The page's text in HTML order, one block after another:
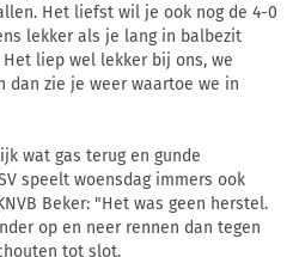
Het liefst wil je ook nog de 4-0
lekker als je lang in balbezit
liep wel lekker bij ons, we
dan zie je weer waartoe we in
wat gas terug en gunde
speelt woensdag immers ook
Beker: "Het was geen herstel.
op en neer rennen dan tegen
tot slot.